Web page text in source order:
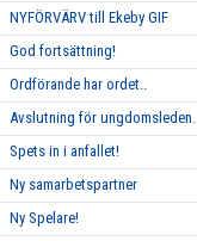
NYFÖRVÄRV till Ekeby GIF
God fortsättning!
Ordförande har ordet..
Avslutning för ungdomsleden.
Spets in i anfallet!
Ny samarbetspartner
Ny Spelare!